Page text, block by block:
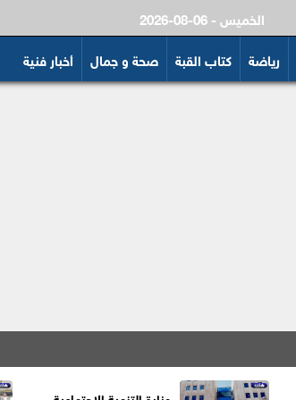
2026-08-06 - الخميس
رياضة كتاب القبة صحة و جمال أخبار فنية